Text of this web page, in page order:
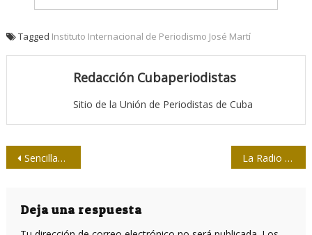
Tagged Instituto Internacional de Periodismo José Martí
Redacción Cubaperiodistas
Sitio de la Unión de Periodistas de Cuba
Navegación
entradas
Sencillamente, Y en eso llegó Fidel La Radio en acción ante la amenaza de Matthew
Deja una respuesta